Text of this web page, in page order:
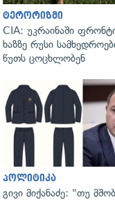
გადახედვა
ტერორიზმი
CIA: უკრაინაში
ხაზზე რუსი
წუთს ცოცხლობენ
პოლიტიკა
გივი მიქანაძე: "თუ